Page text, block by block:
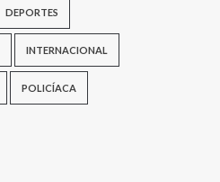
DEPORTES
INTERNACIONAL
POLICÍACA